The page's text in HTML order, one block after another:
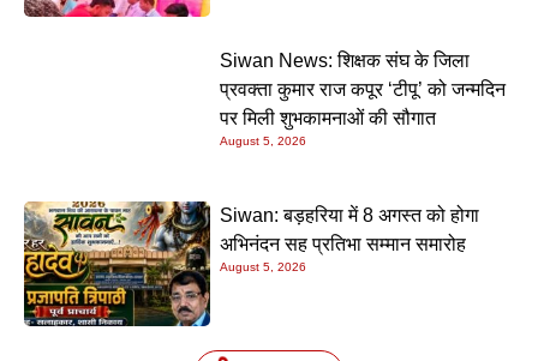
Siwan News: शिक्षक संघ के जिला
प्रवक्ता कुमार राज कपूर ‘टीपू’ को जन्मदिन
पर मिली शुभकामनाओं की सौगात
August 5, 2026
Siwan: बड़हरिया में 8 अगस्त को होगा
अभिनंदन सह प्रतिभा सम्मान समारोह
August 5, 2026